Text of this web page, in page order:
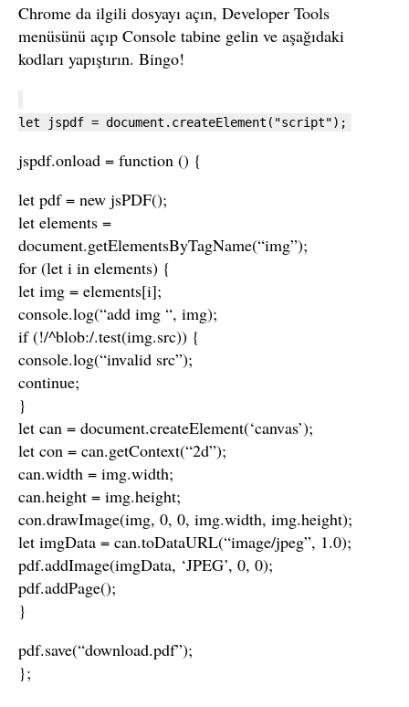
Chrome da ilgili dosyayı açın, Developer Tools
menüsünü açıp Console tabine gelin ve aşağıdaki
kodları yapıştırın. Bingo!
let jspdf = document.createElement("script");
jspdf.onload = function () {
let pdf = new jsPDF();
let elements =
document.getElementsByTagName(“img”);
for (let i in elements) {
let img = elements[i];
console.log(“add img “, img);
if (!/^blob:/.test(img.src)) {
console.log(“invalid src”);
continue;
}
let can = document.createElement(‘canvas’);
let con = can.getContext(“2d”);
can.width = img.width;
can.height = img.height;
con.drawImage(img, 0, 0, img.width, img.height);
let imgData = can.toDataURL(“image/jpeg”, 1.0);
pdf.addImage(imgData, ‘JPEG’, 0, 0);
pdf.addPage();
}
pdf.save(“download.pdf”);
};